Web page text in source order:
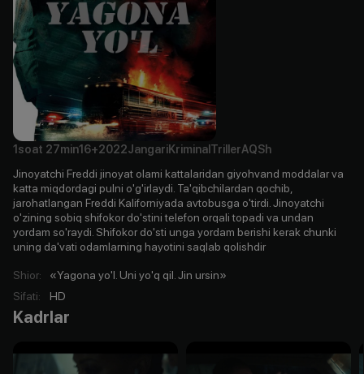
1soat 27min16+2022JangariKriminal TrillerAQSh
Jinoyatchi Freddi jinoyat olami kattalaridan giyohvand moddalar va
katta miqdordagi pulni o'g'irlaydi. Ta'qibchilardan qochib,
jarohatlangan Freddi Kaliforniyada avtobusga o'tirdi. Jinoyatchi
o'zining sobiq shifokor do'stini telefon orqali topadi va undan
yordam so'raydi. Shifokor do'sti unga yordam berishi kerak chunki
uning da'vati odamlarning hayotini saqlab qolishdir
Shior:
«Yagona yo'l. Uni yo'q qil. Jin ursin»
Sifati: HD
Kadrlar